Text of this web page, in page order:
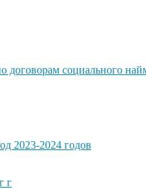
социального
2023-2024 годов
г